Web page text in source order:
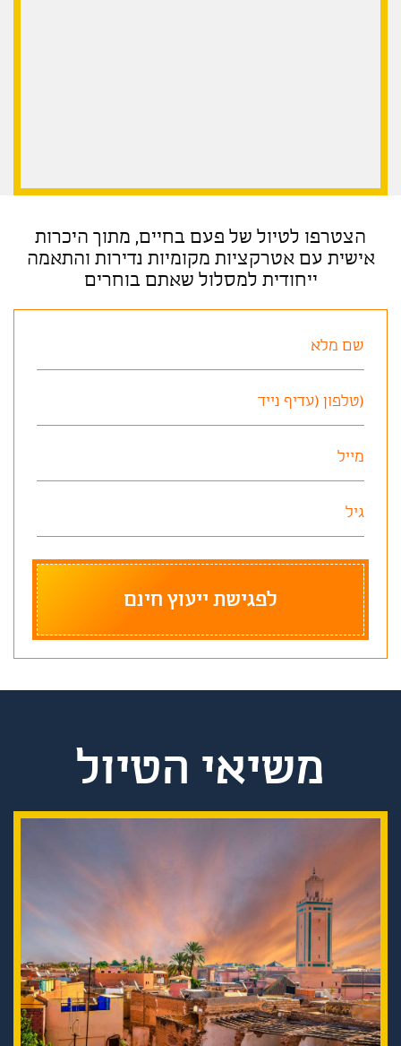
הצטרפו לטיול של פעם בחיים, מתוך היכרות
אישית עם אטרקציות מקומיות נדירות והתאמה
ייחודית למסלול שאתם בוחרים
משיאי הטיול